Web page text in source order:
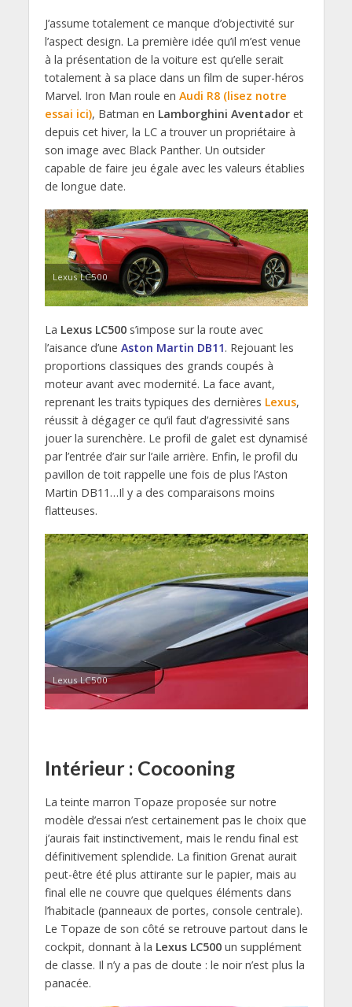
J’assume totalement ce manque d’objectivité sur
l’aspect design. La première idée qu’il m’est venue
à la présentation de la voiture est qu’elle serait
totalement à sa place dans un film de super-héros
Marvel. Iron Man roule en Audi R8 (lisez notre
essai ici), Batman en Lamborghini Aventadoret
depuis cet hiver, la LC a trouver un propriétaire à
son image avec Black Panther. Un outsider
capable de faire jeu égale avec les valeurs établies
de longue date.
Lexus LC500
La Lexus LC500s’impose sur la route avec
l’aisance d’une Aston Martin DB11. Rejouant les
proportions classiques des grands coupés à
moteur avant avec modernité. La face avant,
reprenant les traits typiques des dernières Lexus,
réussit à dégager ce qu’il faut d’agressivité sans
jouer la surenchère. Le profil de galet est dynamisé
par l’entrée d’air sur l’aile arrière. Enfin, le profil du
pavillon de toit rappelle une fois de plus l’Aston
Martin DB11…Il y a des comparaisons moins
flatteuses.
Lexus LC500
Intérieur : Cocooning
La teinte marron Topaze proposée sur notre
modèle d’essai n’est certainement pas le choix que
j’aurais fait instinctivement, mais le rendu final est
définitivement splendide. La finition Grenat aurait
peut-être été plus attirante sur le papier, mais au
final elle ne couvre que quelques éléments dans
l’habitacle (panneaux de portes, console centrale).
Le Topaze de son côté se retrouve partout dans le
cockpit, donnant à la Lexus LC500un supplément
de classe. Il n’y a pas de doute : le noir n’est plus la
panacée.